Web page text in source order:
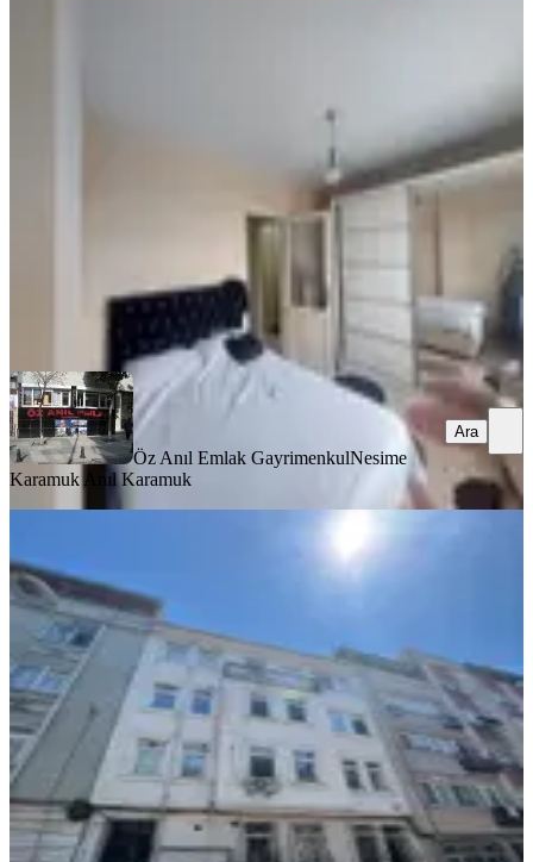
Fatih, Seyyid Ömer Mahallesi
03.08.2026
Öz Anıl Emlak Gayrimenkul Nesime Karamuk Anıl Karamuk
Öz Anıl Emlak GayrimenkulNesime
Karamuk Anıl Karamuk
Ara
Fatih Kocamustafapaşa 19 Yıllık
Binadan Eşyalı Daire
Fatih, Koca Mustafapaşa Mahallesi
1+1· 65 m²·3. Kat·03.08.2026
36.000 ₺
Öz Anıl Emlak GayrimenkulNesime Karamuk Anıl Karamuk
Ara